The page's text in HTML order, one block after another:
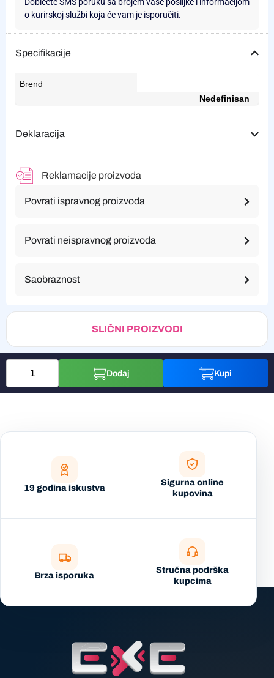
o kurirskoj službi koja će vam je isporučiti.
Specifikacije
Brend
Nedefinisan
Deklaracija
Reklamacije proizvoda
Povrati ispravnog proizvoda
Povrati neispravnog proizvoda
Saobraznost
SLIČNI PROIZVODI
Dodaj Kupi
19 godina iskustva
Sigurna online
kupovina
Brza isporuka
Stručna podrška
kupcima